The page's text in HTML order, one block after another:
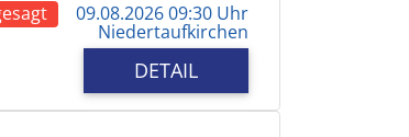
09.08.2026 09:30 Uhr
Niedertaufkirchen
DETAIL